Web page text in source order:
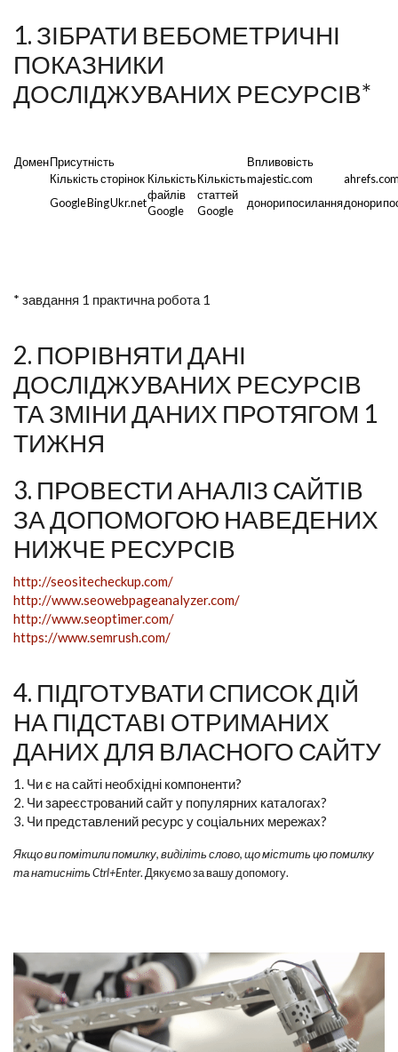
1. ЗІБРАТИ ВЕБОМЕТРИЧНІ
ПОКАЗНИКИ
ДОСЛІДЖУВАНИХ РЕСУРСІВ*
ДоменПрисутність
Впливовість
Кількість сторінок Кількість
файлів
Google
Кількість
статтей
Google
majestic.com
GoogleBingUkr.net донорипосиланнядонори
* завдання 1 практична робота 1
2. ПОРІВНЯТИ ДАНІ
ДОСЛІДЖУВАНИХ РЕСУРСІВ
ТА ЗМІНИ ДАНИХ ПРОТЯГОМ 1
ТИЖНЯ
3. ПРОВЕСТИ АНАЛІЗ САЙТІВ
ЗА ДОПОМОГОЮ НАВЕДЕНИХ
НИЖЧЕ РЕСУРСІВ
http://seositecheckup.com/
http://www.seowebpageanalyzer.com/
http://www.seoptimer.com/
https://www.semrush.com/
4. ПІДГОТУВАТИ СПИСОК ДІЙ
НА ПІДСТАВІ ОТРИМАНИХ
ДАНИХ ДЛЯ ВЛАСНОГО САЙТУ
1. Чи є на сайті необхідні компоненти?
2. Чи зареєстрований сайт у популярних каталогах?
3. Чи представлений ресурс у соціальних мережах?
Якщо ви помітили помилку, виділіть слово, що містить цю помилку
та натисніть Ctrl+Enter. Дякуємо за вашу допомогу.